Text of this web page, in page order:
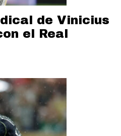
de Vinicius
el Real